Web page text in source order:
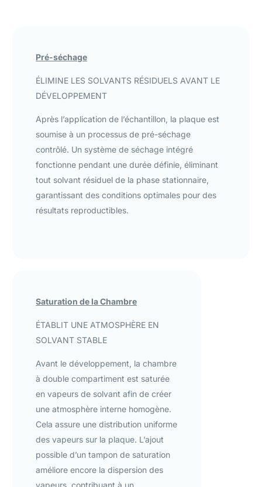
Pré-séchage
ÉLIMINE LES SOLVANTS RÉSIDUELS AVANT LE
DÉVELOPPEMENT
Après l’application de l’échantillon, la plaque est
soumise à un processus de pré-séchage
contrôlé. Un système de séchage intégré
fonctionne pendant une durée définie, éliminant
tout solvant résiduel de la phase stationnaire,
garantissant des conditions optimales pour des
résultats reproductibles.
Saturation de la Chambre
ÉTABLIT UNE ATMOSPHÈRE EN
SOLVANT STABLE
Avant le développement, la chambre
à double compartiment est saturée
en vapeurs de solvant afin de créer
une atmosphère interne homogène.
Cela assure une distribution uniforme
des vapeurs sur la plaque. L’ajout
possible d’un tampon de saturation
améliore encore la dispersion des
vapeurs, contribuant à un